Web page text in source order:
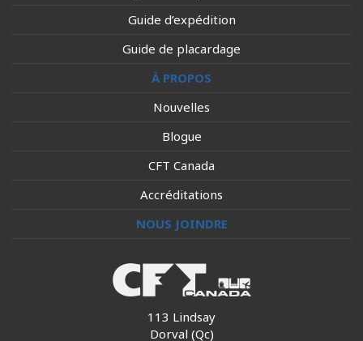
Guide d’expédition
Guide de placardage
À PROPOS
Nouvelles
Blogue
CFT Canada
Accréditations
NOUS JOINDRE
113 Lindsay
Dorval (Qc)